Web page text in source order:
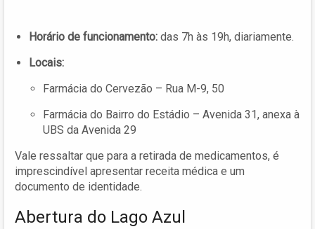
Horário de funcionamento: das 7h às 19h, diariamente.
Locais:
Farmácia do Cervezão – Rua M-9, 50
Farmácia do Bairro do Estádio – Avenida 31, anexa à
UBS da Avenida 29
Vale ressaltar que para a retirada de medicamentos, é
imprescindível apresentar receita médica e um
documento de identidade.
Abertura do Lago Azul